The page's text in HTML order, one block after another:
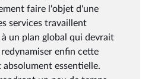
faire l'objet d'une
services travaillent
un plan global qui devrait
enfin cette
essentielle.